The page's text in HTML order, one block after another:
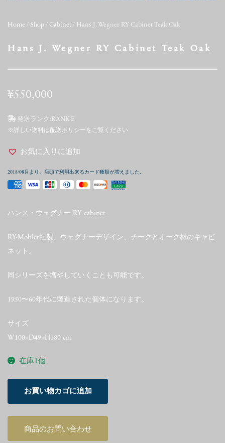
Home / Shop / Cabinet / Hans J. Wegner RY Cabinet Teak Oak
Hans J. Wegner RY Cabinet Teak Oak
¥550,000
発送ランク: RANK-E
※詳しい送料は配送ポリシーをご覧ください
お気に入りに追加
2018/08月より、店頭で利用出来るカード種類が増えました。
ハンス・ウェグナー RY cabinet
RY-Mobler社製、ウェグナーデザイン、チークとオーク材のキャビ
ネット。
同シリーズを増やしていくことも可能です。
1950〜60年代に製造された個体になります。
サイズ
W100×D49×H180 cm
在庫1個
Cabinet
お買い物カゴに追加
商品のお問い合わせ